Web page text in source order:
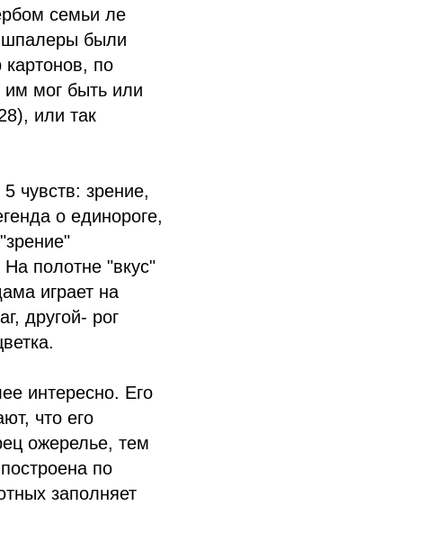
семьи ле
шпалеры были
по
мог быть или
или так
чувств: зрение,
о единороге,
полотне "вкус"
играет на
другой- рог
интересно. Его
что его
ожерелье, тем
по
заполняет